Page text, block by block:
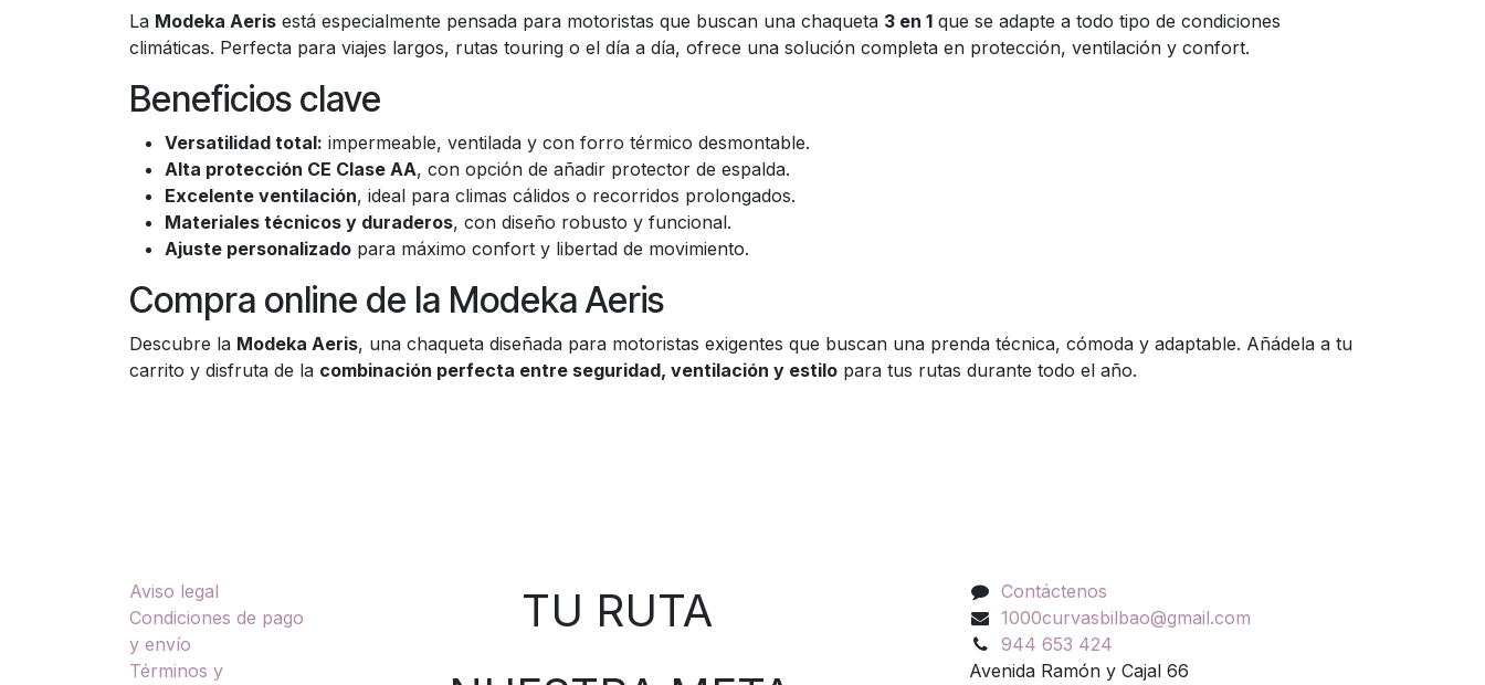
La Modeka Aeris está especialmente pensada para motoristas que buscan una chaqueta 3 en 1 que se adapte a todo tipo de condiciones
climáticas. Perfecta para viajes largos, rutas touring o el día a día, ofrece una solución completa en protección, ventilación y confort.
Beneficios clave
Versatilidad total: impermeable, ventilada y con forro térmico desmontable.
Alta protección CE Clase AA, con opción de añadir protector de espalda.
Excelente ventilación, ideal para climas cálidos o recorridos prolongados.
Materiales técnicos y duraderos, con diseño robusto y funcional.
Ajuste personalizado para máximo confort y libertad de movimiento.
Compra online de la Modeka Aeris
Descubre la Modeka Aeris, una chaqueta diseñada para motoristas exigentes que buscan una prenda técnica, cómoda y adaptable. Añádela a tu
carrito y disfruta de la combinación perfecta entre seguridad, ventilación y estilo para tus rutas durante todo el año.
Aviso legal
Condiciones de pago
y envío
Términos y
TU RUTA
Contáctenos
1000curvasbilbao@gmail.com
944 653 424
Avenida Ramón y Cajal 66